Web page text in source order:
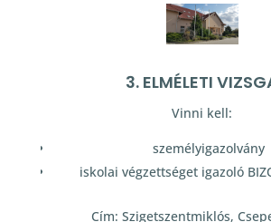
3. ELMÉLETI
Vinni kell:
személyigazolvány
iskolai végzettséget igazoló
Cím: Szigetszentmiklós,